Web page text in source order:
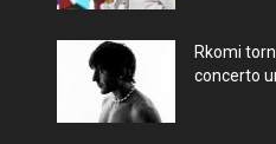
Rkomi
concerto